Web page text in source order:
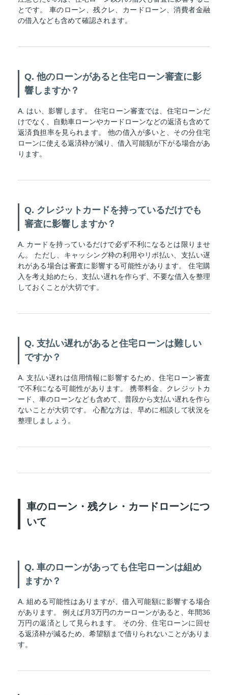
とです。 車のローン、残クレ、カードローン、消費者金融
の借入なども含めて確認されます。
Q. 他のローンがあると住宅ローン審査に影
響しますか？
A. はい、影響します。 住宅ローン審査では、住宅ローンだ
けでなく、自動車ローンやカードローンなどの返済も含めて
返済負担率を見られます。 他の借入が多いと、その分住宅
ローンに使える返済枠が減り、借入可能額が下がる場合があ
ります。
Q. クレジットカードを持っているだけでも
審査に影響しますか？
A. カードを持っているだけで必ず不利になるとは限りませ
ん。 ただし、キャッシング枠の利用やリボ払い、支払い遅
れがある場合は審査に影響する可能性があります。 住宅購
入を考え始めたら、支払い遅れを作らず、不要な借入を整理
しておくことが大切です。
Q. 支払い遅れがあると住宅ローンは難しい
ですか？
A. 支払い遅れは信用情報に影響するため、住宅ローン審査
で不利になる可能性があります。 携帯料金、クレジットカ
ード、車のローンなども含めて、普段から支払い遅れを作ら
ないことが大切です。 心配な方は、早めに相談して状況を
整理しましょう。
車のローン・残クレ・カードローンにつ
いて
Q. 車のローンがあっても住宅ローンは組め
ますか？
A. 組める可能性はありますが、借入可能額に影響する場合
があります。 例えば月3万円のカーローンがあると、年間36
万円の返済として見られます。 その分、住宅ローンに回せ
る返済枠が減るため、希望額まで借りられないことがありま
す。